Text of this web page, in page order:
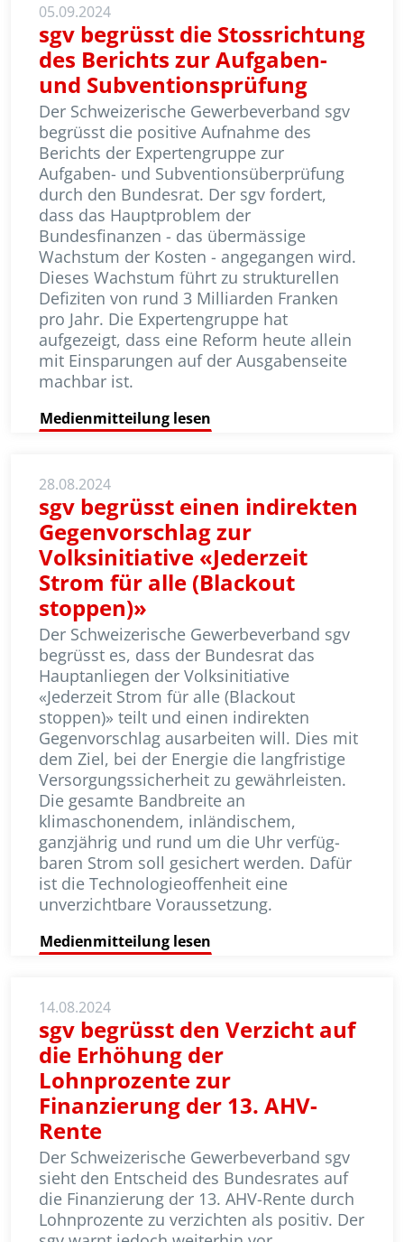
05.09.2024
sgv begrüsst die Stossrichtung
des Berichts zur Aufgaben-
und Subventionsprüfung
Der Schweizerische Gewerbeverband sgv
begrüsst die positive Aufnahme des
Berichts der Expertengruppe zur
Aufgaben- und Subventions­über­prüfung
durch den Bundesrat. Der sgv fordert,
dass das Hauptproblem der
Bundesfinanzen - das übermässige
Wachstum der Kosten - angegangen wird.
Dieses Wachstum führt zu strukturellen
Defiziten von rund 3 Milliarden Franken
pro Jahr. Die Ex­per­tengruppe hat
aufgezeigt, dass eine Reform heute allein
mit Einsparungen auf der Ausgabenseite
machbar ist.
Medienmitteilung lesen
28.08.2024
sgv begrüsst einen indirekten
Gegenvorschlag zur
Volksinitiative «Jederzeit
Strom für alle (Blackout
stoppen)»
Der Schweizerische Gewerbeverband sgv
begrüsst es, dass der Bundesrat das
Hauptanliegen der Volksinitiative
«Jederzeit Strom für alle (Blackout
stoppen)» teilt und einen indirekten
Gegenvorschlag ausarbeiten will. Dies mit
dem Ziel, bei der Energie die langfristige
Versorgungssicherheit zu gewährleisten.
Die gesamte Bandbreite an
klimaschonendem, inländischem,
ganzjährig und rund um die Uhr ver­füg­
baren Strom soll gesichert werden. Dafür
ist die Technologieoffenheit eine
unverzichtbare Voraussetzung.
Medienmitteilung lesen
14.08.2024
sgv begrüsst den Verzicht auf
die Erhöhung der
Lohnprozente zur
Finanzierung der 13. AHV-
Rente
Der Schweizerische Gewerbeverband sgv
sieht den Entscheid des Bundes­rates auf
die Finanzierung der 13. AHV-Rente durch
Lohnprozente zu ver­zichten als positiv. Der